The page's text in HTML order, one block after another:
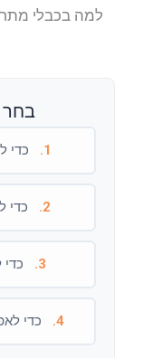
למה בכבלי מתח
בחר
1. כדי
2. כדי
3. כדי
4. כדי